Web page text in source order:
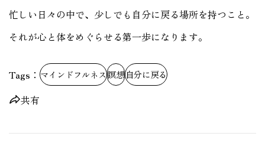
忙しい日々の中で、少しでも自分に戻る場所を持つこと。
それが心と体をめぐらせる第一歩になります。
Tags： マインドフルネス瞑想自分に戻る
共有